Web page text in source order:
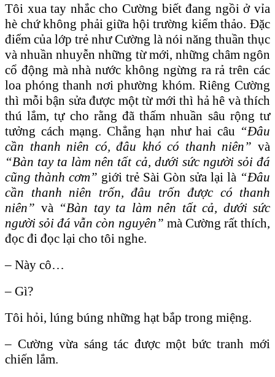
Tôi xua tay nhắc cho Cường biết đang ngồi ở vỉa
hè chứ không phải giữa hội trường kiểm thảo. Đặc
điểm của lớp trẻ như Cường là nói năng thuần thục
và nhuần nhuyễn những từ mới, những châm ngôn
cổ động mà nhà nước không ngừng ra rả trên các
loa phóng thanh nơi phường khóm. Riêng Cường
thì mỗi bận sửa được một từ mới thì hả hê và thích
thú lắm, tự cho rằng đã thấm nhuần sâu rộng tư
tưởng cách mạng. Chẳng hạn như hai câu “Đâu
cần thanh niên có, đâu khó có thanh niên” và
“Bàn tay ta làm nên tất cả, dưới sức người sỏi đá
cũng thành cơm” giới trẻ Sài Gòn sửa lại là “Đâu
cần thanh niên trốn, đâu trốn được có thanh
niên” và “Bàn tay ta làm nên tất cả, dưới sức
người sỏi đá vẫn còn nguyên” mà Cường rất thích,
đọc đi đọc lại cho tôi nghe.
– Này cô…
– Gì?
Tôi hỏi, lúng búng những hạt bắp trong miệng.
– Cường vừa sáng tác được một bức tranh mới
chiến lắm.